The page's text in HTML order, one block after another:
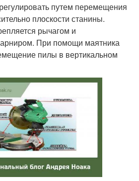
путем перемещения
плоскости станины.
рычагом и
При помощи маятника
пилы в вертикальном